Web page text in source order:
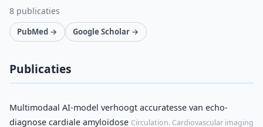
8 publicaties
PubMed → Google Scholar →
Publicaties
Multimodaal AI-model verhoogt accuratesse van echo-
diagnose cardiale amyloïdose Circulation. Cardiovascular imaging